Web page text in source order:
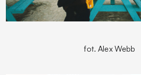
fot. Alex Webb